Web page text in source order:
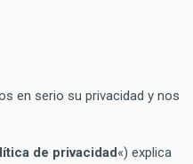
en serio su privacidad y nos
de privacidad«) explica